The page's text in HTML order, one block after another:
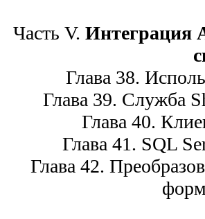
Часть V. Интеграция
Глава 38.
Глава 39. Служба
Глава 40.
Глава 41. SQL
Глава 42.